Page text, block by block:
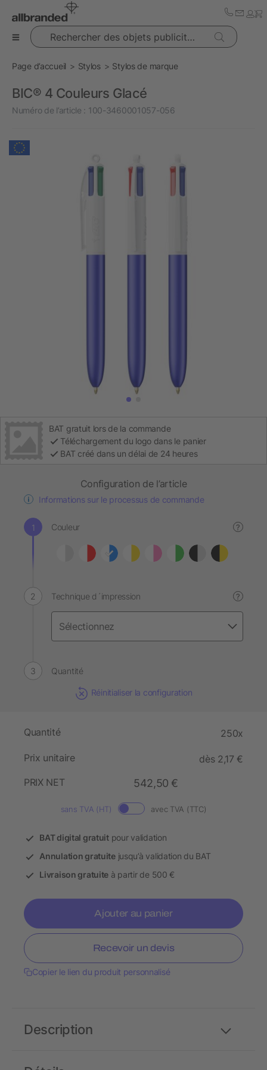
Rechercher des objets publicitaires
Page d’accueil Stylos Stylos de marque
BIC® 4 Couleurs Glacé
Numéro de l’article : 100-3460001057-056
BAT gratuit lors de la commande
Téléchargement du logo dans le panier
BAT créé dans un délai de 24 heures
Configuration de l’article
Informations sur le processus de commande
Couleur ?
Technique d´impression ?
Quantité
Réinitialiser la configuration
Quantité 250x
Prix unitaire
dès 2,17 €
PRIX NET
542,50 €
sans TVA (HT) avec TVA (TTC)
BAT digital gratuitpour validation
Annulation gratuitejusqu’à validation du BAT
Livraison gratuite à partir de 500 €
Ajouter au panier
Recevoir un devis
Copier le lien du produit personnalisé
Description